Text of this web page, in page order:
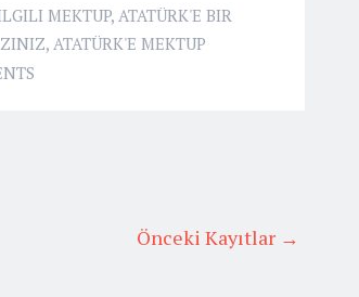
MEKTUP, ATATÜRK'E BIR
, ATATÜRK'E MEKTUP
Önceki Kayıtlar →